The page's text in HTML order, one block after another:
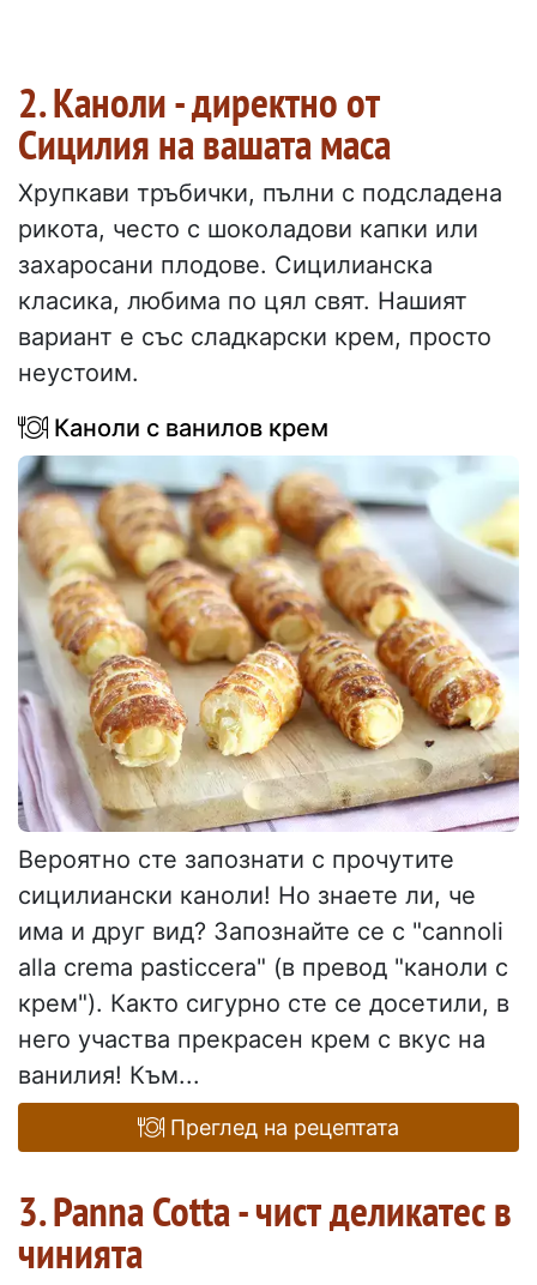
2. Каноли - директно от
Сицилия на вашата маса
Хрупкави тръбички, пълни с подсладена
рикота, често с шоколадови капки или
захаросани плодове. Сицилианска
класика, любима по цял свят. Нашият
вариант е със сладкарски крем, просто
неустоим.
Каноли с ванилов крем
Вероятно сте запознати с прочутите
сицилиански каноли! Но знаете ли, че
има и друг вид? Запознайте се с "cannoli
alla crema pasticcera" (в превод "каноли с
крем"). Както сигурно сте се досетили, в
него участва прекрасен крем с вкус на
ванилия! Към...
Преглед на рецептата
3. Panna Cotta - чист деликатес в
чинията